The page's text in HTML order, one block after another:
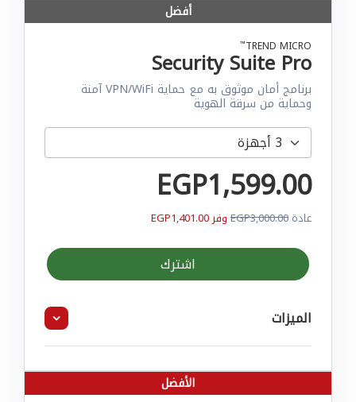
أفضل
TREND MICRO
™
Security Suite Pro
برنامج أمان موثوق به مع حماية VPN/WiFi آمنة
وحماية من سرقة الهوية
EGP1,599.00
عادة EGP3,000.00 وفر EGP1,401.00
اشترك
الميزات
الأفضل